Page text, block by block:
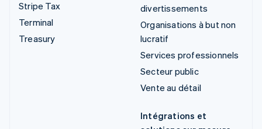
Stripe Tax
Terminal
Treasury
divertissements
Organisations à but non
lucratif
Services professionnels
Secteur public
Vente au détail
Intégrations et